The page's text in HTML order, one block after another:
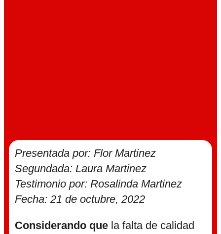
Presentada por: Flor Martinez
Segundada: Laura Martinez
Testimonio por: Rosalinda Martinez
Fecha: 21 de octubre, 2022
Considerando quela falta de calidad